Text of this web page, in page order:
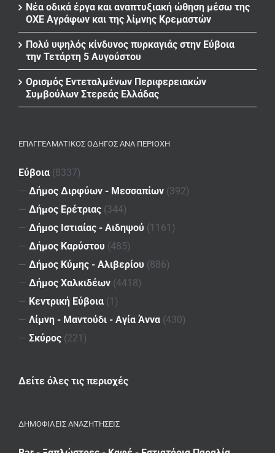
Νέα οδικά έργα και αναπτυξιακή ώθηση μέσω της
ΟΧΕ Αγράφων και της λίμνης Κρεμαστών
Πολύ υψηλός κίνδυνος πυρκαγιάς στην Εύβοια
την Τετάρτη 5 Αυγούστου
Ορισμός Εντεταλμένων Περιφερειακών
Συμβούλων Στερεάς Ελλάδας
ΕΠΑΓΓΕΛΜΑΤΙΚΌΣ ΟΔΗΓΌΣ ΑΝΆ ΠΕΡΙΟΧΉ
Εύβοια (8337)
— Δήμος Διρφύων - Μεσσαπίων (392)
— Δήμος Ερέτριας (344)
— Δήμος Ιστιαίας - Αιδηψού (1161)
— Δήμος Καρύστου (485)
— Δήμος Κύμης - Αλιβερίου (886)
— Δήμος Χαλκιδέων (4418)
— Κεντρική Εύβοια (1)
— Λίμνη - Μαντούδι - Αγία Άννα (430)
— Σκύρος (221)
Δείτε όλες τις περιοχές
ΔΗΜΟΦΙΛΕΙΣ ΑΝΑΖΗΤΗΣΕΙΣ